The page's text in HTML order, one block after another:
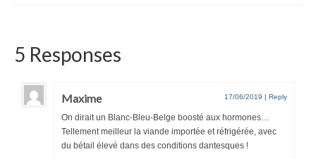
5 Responses
Maxime 17/06/2019 | Reply
On dirait un Blanc-Bleu-Belge boosté aux hormones…
Tellement meilleur la viande importée et réfrigérée, avec
du bétail élevé dans des conditions dantesques !